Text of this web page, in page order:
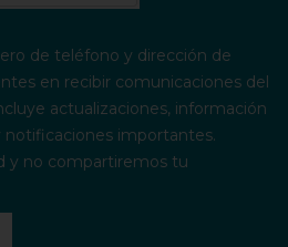
de teléfono y dirección de
en recibir comunicaciones del
actualizaciones, información
notificaciones importantes.
y no compartiremos tu